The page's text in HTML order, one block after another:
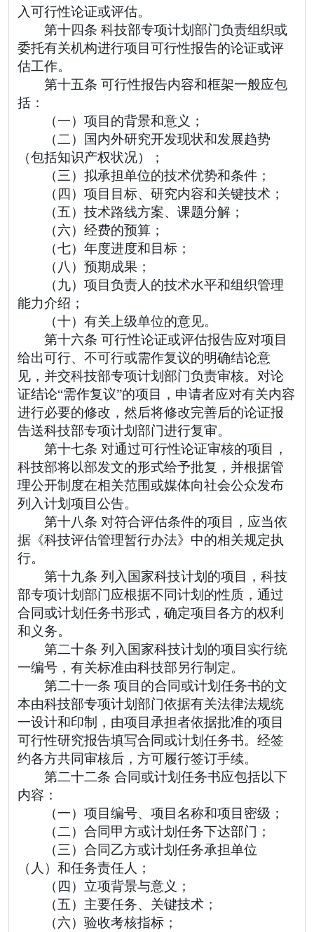
入可行性论证或评估。
第十四条 科技部专项计划部门负责组织或
委托有关机构进行项目可行性报告的论证或评
估工作。
第十五条 可行性报告内容和框架一般应包
括：
（一）项目的背景和意义；
（二）国内外研究开发现状和发展趋势
（包括知识产权状况）；
（三）拟承担单位的技术优势和条件；
（四）项目目标、研究内容和关键技术；
（五）技术路线方案、课题分解；
（六）经费的预算；
（七）年度进度和目标；
（八）预期成果；
（九）项目负责人的技术水平和组织管理
能力介绍；
（十）有关上级单位的意见。
第十六条 可行性论证或评估报告应对项目
给出可行、不可行或需作复议的明确结论意
见，并交科技部专项计划部门负责审核。对论
证结论“需作复议”的项目，申请者应对有关内容
进行必要的修改，然后将修改完善后的论证报
告送科技部专项计划部门进行复审。
第十七条 对通过可行性论证审核的项目，
科技部将以部发文的形式给予批复，并根据管
理公开制度在相关范围或媒体向社会公众发布
列入计划项目公告。
第十八条 对符合评估条件的项目，应当依
据《科技评估管理暂行办法》中的相关规定执
行。
第十九条 列入国家科技计划的项目，科技
部专项计划部门应根据不同计划的性质，通过
合同或计划任务书形式，确定项目各方的权利
和义务。
第二十条 列入国家科技计划的项目实行统
一编号，有关标准由科技部另行制定。
第二十一条 项目的合同或计划任务书的文
本由科技部专项计划部门依据有关法律法规统
一设计和印制，由项目承担者依据批准的项目
可行性研究报告填写合同或计划任务书。经签
约各方共同审核后，方可履行签订手续。
第二十二条 合同或计划任务书应包括以下
内容：
（一）项目编号、项目名称和项目密级；
（二）合同甲方或计划任务下达部门；
（三）合同乙方或计划任务承担单位
（人）和任务责任人；
（四）立项背景与意义；
（五）主要任务、关键技术；
（六）验收考核指标；